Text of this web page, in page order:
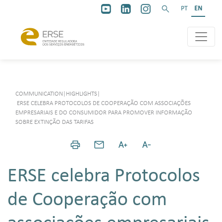
PT EN
COMMUNICATION HIGHLIGHTS
ERSE CELEBRA PROTOCOLOS DE COOPERAÇÃO COM ASSOCIAÇÕES
EMPRESARIAIS E DO CONSUMIDOR PARA PROMOVER INFORMAÇÃO
SOBRE EXTINÇÃO DAS TARIFAS
ERSE celebra Protocolos
de Cooperação com